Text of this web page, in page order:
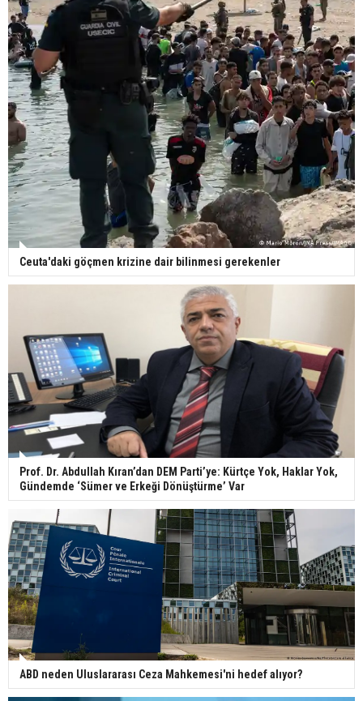
21:58 07 Ağustos 2026
Türkiye, Suudi Arabistan ve Pakistan’dan
savunma anlaşması: Bir üyeye saldırı, tüm
üyelere yapılmış sayılacak
Türkiye, Suudi Arabistan ve Pakistan arasında bugün
bölgesel güvenlik için Mekke Anlaşması imzalandı.
Buna göre ittifakın herhangi bir üyesine yapılan saldırı,
anlaşmanın tüm taraflarına yapılmış sayılacak.
A+
A-
Türkiye, Suudi Arabistan ve Pakistan üçlü savunma anlaşması
imzaladı. Pakistan Dışişleri Bakanlığı tarafından yayımlanan ortak
açıklamaya göre Erdoğan, Suudi Arabistan Veliaht Prensi ve
Başbakanı Muhammed bin Selman ile Pakistan Başbakanı
Şahbaz Şerif, Mekke’de düzenlenen “Ortak Savunma Zirvesi”nde
Mekke Ortak Savunma Anlaşması’nı imzaladı.
Bakanlıktan yapılan açıklamada, üçlü savunma anlaşmasının
“bölgede ve ötesinde barış, güvenlik ve istikrarı teşvik etmeyi,
güvenli ve müreffeh bir gelecek için ortak hareket etmeyi”
amaçladığı belirtildi.
Suudi Arabistan, Türkiye ve Pakistan, bölgesel gerilim sürerken
ortak bir savunma anlaşması imzalamak üzere bugün Cidde'de
bir araya geldi.
Tarihi nitelikteki bu adım; bölgede artan savaşlar, çatışmalar ve
askeri gerilimlerin, özellikle de ABD ile İran arasındaki savaşın
tırmandığı bir dönemde atıldı.
Anlaşmaya göre, üç ülkeden herhangi birine yönelik silahlı saldırı,
üç ülkenin tamamına yapılmış bir saldırı olarak değerlendirilecek.
Üç ülke, potansiyel bir stratejik ittifak iddiasıyla aylardır bölgesel
diplomasinin ve kamuoyunun gündeminde yer alıyordu.
Süreç içerisinde Pakistan, ABD ile İran arasındaki savaşı sona